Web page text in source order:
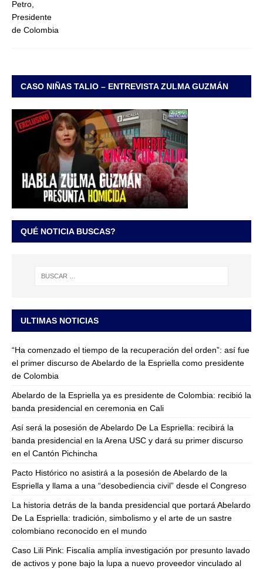
CASO NIÑAS TALIO – ENTREVISTA ZULMA GUZMÁN
QUÉ NOTICIA BUSCAS?
ULTIMAS NOTICIAS
“Ha comenzado el tiempo de la recuperación del orden”: así fue
el primer discurso de Abelardo de la Espriella como presidente
de Colombia
Abelardo de la Espriella ya es presidente de Colombia: recibió la
banda presidencial en ceremonia en Cali
Así será la posesión de Abelardo De La Espriella: recibirá la
banda presidencial en la Arena USC y dará su primer discurso
en el Cantón Pichincha
Pacto Histórico no asistirá a la posesión de Abelardo de la
Espriella y llama a una “desobediencia civil” desde el Congreso
La historia detrás de la banda presidencial que portará Abelardo
De La Espriella: tradición, simbolismo y el arte de un sastre
colombiano reconocido en el mundo
Caso Lili Pink: Fiscalía amplía investigación por presunto lavado
de activos y pone bajo la lupa a nuevo proveedor vinculado al